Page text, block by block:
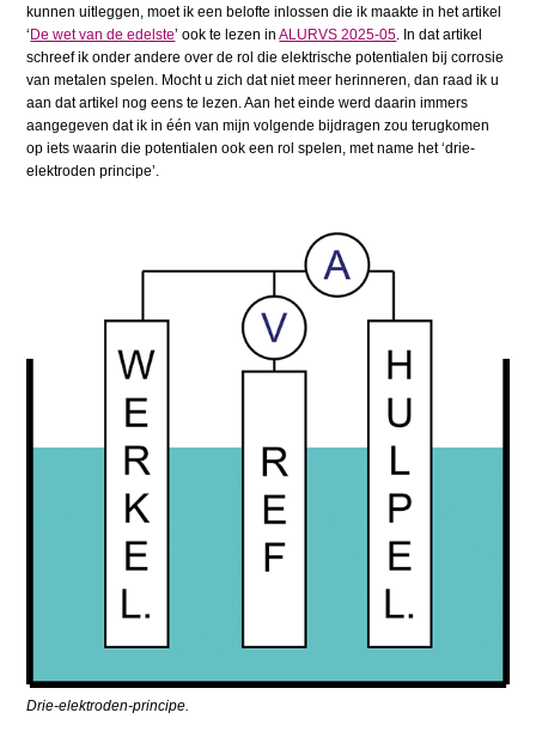
kunnen uitleggen, moet ik een belofte inlossen die ik maakte in het artikel
‘ De wet van de edelste’ ook te lezen inALURVS 2025-05. In dat artikel
schreef ik onder andere over de rol die elektrische potentialen bij corrosie
van metalen spelen. Mocht u zich dat niet meer herinneren, dan raad ik u
aan dat artikel nog eens te lezen. Aan het einde werd daarin immers
aangegeven dat ik in één van mijn volgende bijdragen zou terugkomen
op iets waarin die potentialen ook een rol spelen, met name het ‘drie-
elektroden principe’.
Drie-elektroden-principe.